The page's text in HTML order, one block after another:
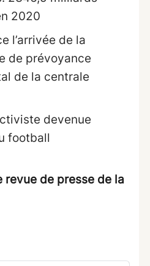
2020
l’arrivée de la
de prévoyance
de la centrale
devenue
football
revue de presse de la